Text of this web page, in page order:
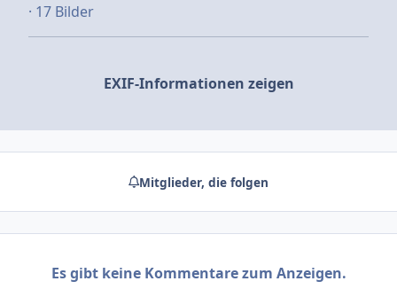
· 17 Bilder
EXIF-Informationen zeigen
Mitglieder, die folgen
Es gibt keine Kommentare zum Anzeigen.